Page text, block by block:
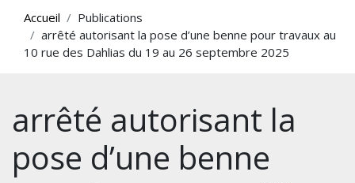
Accueil
Publications
arrêté autorisant la pose d’une benne pour travaux au
10 rue des Dahlias du 19 au 26 septembre 2025
arrêté autorisant la
pose d’une benne